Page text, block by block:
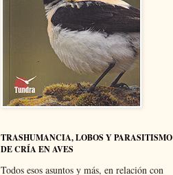
TRASHUMANCIA, LOBOS Y PARASITISMO
DE CRÍA EN AVES
Todos esos asuntos y más, en relación con